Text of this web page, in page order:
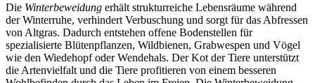
Die Winterbeweidung erhält strukturreiche Lebensräume während
der Winterruhe, verhindert Verbuschung und sorgt für das Abfressen
von Altgras. Dadurch entstehen offene Bodenstellen für
spezialisierte Blütenpflanzen, Wildbienen, Grabwespen und Vögel
wie den Wiedehopf oder Wendehals. Der Kot der Tiere unterstützt
die Artenvielfalt und die Tiere profitieren von einem besseren